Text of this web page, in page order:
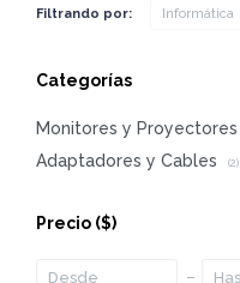
Filtrando por: Informática
Categorías
Monitores y Proyectores
Adaptadores y Cables (2)
Precio ($)